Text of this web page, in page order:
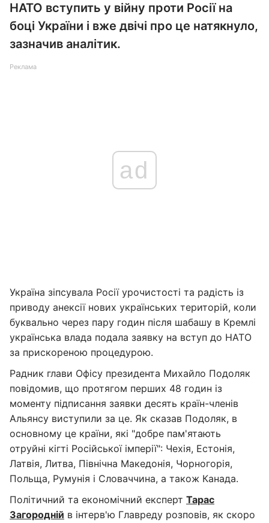
НАТО вступить у війну проти Росії на
боці України і вже двічі про це натякнуло,
зазначив аналітик.
Реклама
ad
Україна зіпсувала Росії урочистості та радість із
приводу анексії нових українських територій, коли
буквально через пару годин після шабашу в Кремлі
українська влада подала заявку на вступ до НАТО
за прискореною процедурою.
Радник глави Офісу президента Михайло Подоляк
повідомив, що протягом перших 48 годин із
моменту підписання заявки десять країн-членів
Альянсу виступили за це. Як сказав Подоляк, в
основному це країни, які "добре пам'ятають
отруйні кігті Російської імперії": Чехія, Естонія,
Латвія, Литва, Північна Македонія, Чорногорія,
Польща, Румунія і Словаччина, а також Канада.
Політичний та економічний експерт Тарас
Загородній в інтерв'ю Главреду розповів, як скоро